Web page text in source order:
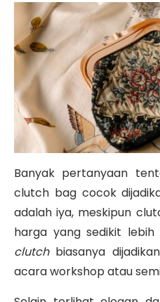
Banyak pertanyaan
clutch bag cocok
adalah iya, meskipun
harga yang sedikit lebih
clutchbiasanya
acara workshop atau